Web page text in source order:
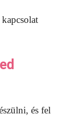
és fel